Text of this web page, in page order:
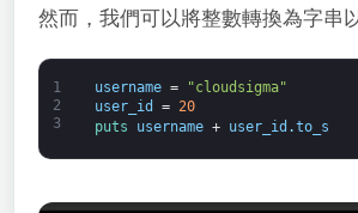
然而，我們可以將整數轉換為字串
1
2
3
username =
"cloudsigma"
user_id
= 20
puts
username + user_id .to_s